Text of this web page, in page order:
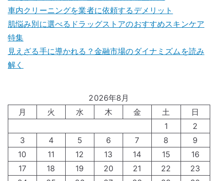
車内クリーニングを業者に依頼するデメリット
肌悩み別に選べるドラッグストアのおすすめスキンケア
特集
見えざる手に導かれる？金融市場のダイナミズムを読み
解く
2026年8月
月
火 水 木 金 土
日
1
2
3
4 5 6 7 8
9
10
11 12 13 14 15
16
17
18 19 20 21 22
23